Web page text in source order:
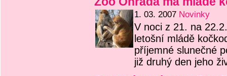
1. 03. 2007 Novinky
V noci z 21. na
letošní mládě
příjemné slunečné
již druhý den jeho